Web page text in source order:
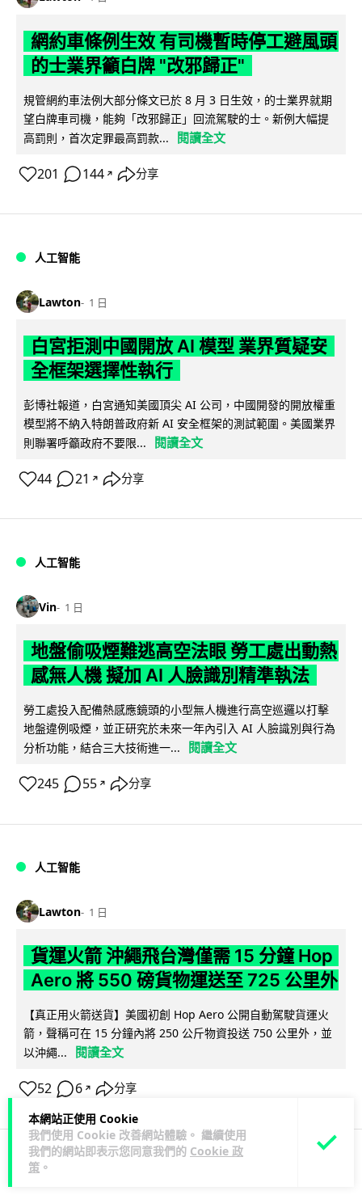
本網站正使用 Cookie
我們使用 Cookie 改善網站體驗。 繼續使用
我們的網站即表示您同意我們的 Cookie 政
策 。
網約車條例生效 有司機暫時停工避風頭
的士業界籲白牌 "改邪歸正"
規管網約車法例大部分條文已於 8 月 3 日生效，的士業界就期
望白牌車司機，能夠「改邪歸正」回流駕駛的士。新例大幅提
高罰則，首次定罪最高罰款...
閱讀全文
201 144 ↗ 分享
人工智能
Lawton 1 日
白宮拒測中國開放 AI 模型 業界質疑安
全框架選擇性執行
彭博社報道，白宮通知美國頂尖 AI 公司，中國開發的開放權重
模型將不納入特朗普政府新 AI 安全框架的測試範圍。美國業界
則聯署呼籲政府不要限...
閱讀全文
44 21 ↗ 分享
人工智能
Vin 1 日
地盤偷吸煙難逃高空法眼 勞工處出動熱
感無人機 擬加 AI 人臉識別精準執法
勞工處投入配備熱感應鏡頭的小型無人機進行高空巡邏以打擊
地盤違例吸煙，並正研究於未來一年內引入 AI 人臉識別與行為
分析功能，結合三大技術進一...
閱讀全文
245 55 ↗ 分享
人工智能
Lawton 1 日
貨運火箭 沖繩飛台灣僅需 15 分鐘 Hop
Aero 將 550 磅貨物運送至 725 公里外
【真正用火箭送貨】美國初創 Hop Aero 公開自動駕駛貨運火
箭，聲稱可在 15 分鐘內將 250 公斤物資投送 750 公里外，並
以沖繩...
閱讀全文
52 6 ↗ 分享
科技娛樂